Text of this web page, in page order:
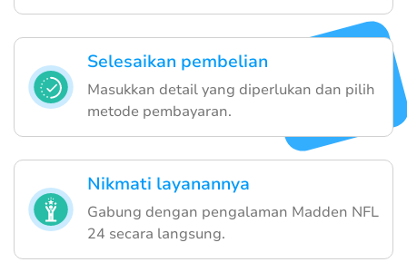
Selesaikan pembelian
Masukkan detail yang diperlukan dan pilih
metode pembayaran.
Nikmati layanannya
Gabung dengan pengalaman Madden NFL
24 secara langsung.